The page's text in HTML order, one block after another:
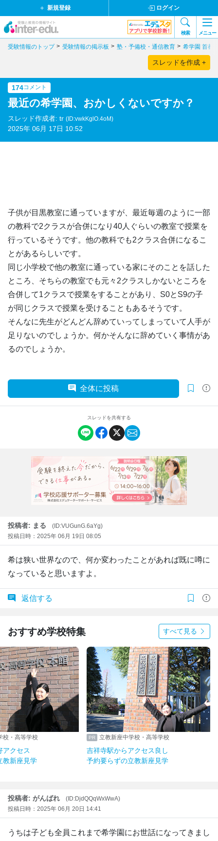
新規登録 ログイン
検索 メニュー
受験情報のトップ 受験情報の掲示板 塾・予備校・通信教育 希学園 首都
スレッドを作成 +
174コメント
最近の希学園、おかしくないですか？
スレッド作成者: tr (ID:vwkKglO.4oM)
2025年 06月 17日 10:52
子供が目黒教室に通っていますが、最近毎週のように一部
の教科で2クラスが合併になり40人ぐらいの教室で授業を
行っているそうです。他の教科でも2クラス合併になるこ
とがあるらしいです。
同じ小学校で他の教室に通っている家にそのことを話した
ところ、そちらの教室でも元々2クラスしかないところを
合併して1クラスで授業をすることがあり、S0とS9の子
が同じクラスで授業を受けることもあるそうです。
そんなに先生がどんどん辞めていってしまっていて人手が
足りないのでしょうか。何かそんなに辞めていく事情があ
るのでしょうか。
全体に投稿
スレッドを共有する
投稿者: まる
(ID:VUGunG.6aYg)
投稿日時：2025年 06月 19日 08:05
希は狭い世界なので、何か変わったことがあれば既に噂に
なっていると思いますよ。
返信する
おすすめ学校特集 すべて見る
校・高等学校
アクセス
教新座見学
立教新座中学校・高等学校
吉祥寺駅からアクセス良し
予約要らずの立教新座見学
投稿者: がんばれ
(ID:DjdQQqWxWwA)
投稿日時：2025年 06月 20日 14:41
うちは子ども全員これまで希学園にお世話になってきまし